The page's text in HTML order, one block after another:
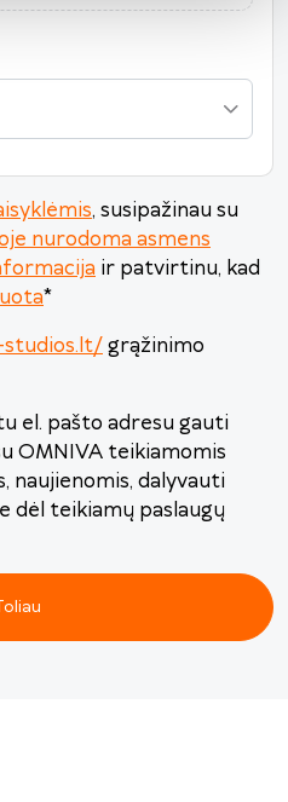
2 3 4 5 6
Išvalyti Uždaryti
, susipažinau su
nurodoma asmens
ir patvirtinu, kad
*
grąžinimo
el. pašto adresu gauti
OMNIVA teikiamomis
naujienomis, dalyvauti
dėl teikiamų paslaugų